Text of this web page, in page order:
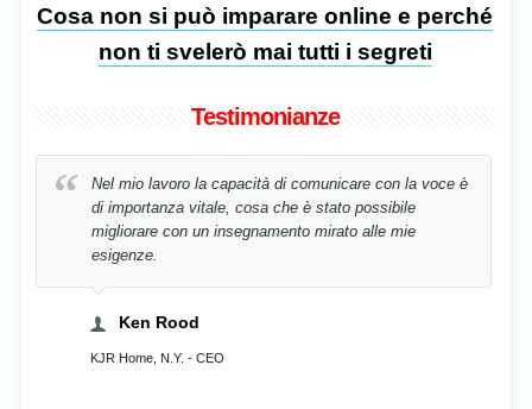
Cosa non si può imparare online e perché
non ti svelerò mai tutti i segreti
Testimonianze
comunicare con la voce è
è stato possibile
mirato alle mie
La mia voce è stata riabilitata in
semplicemente correggendo la